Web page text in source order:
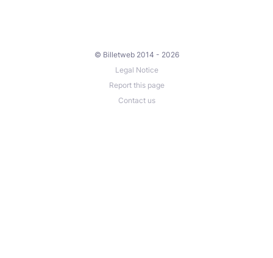
© Billetweb 2014 - 2026
Legal Notice
Report this page
Contact us